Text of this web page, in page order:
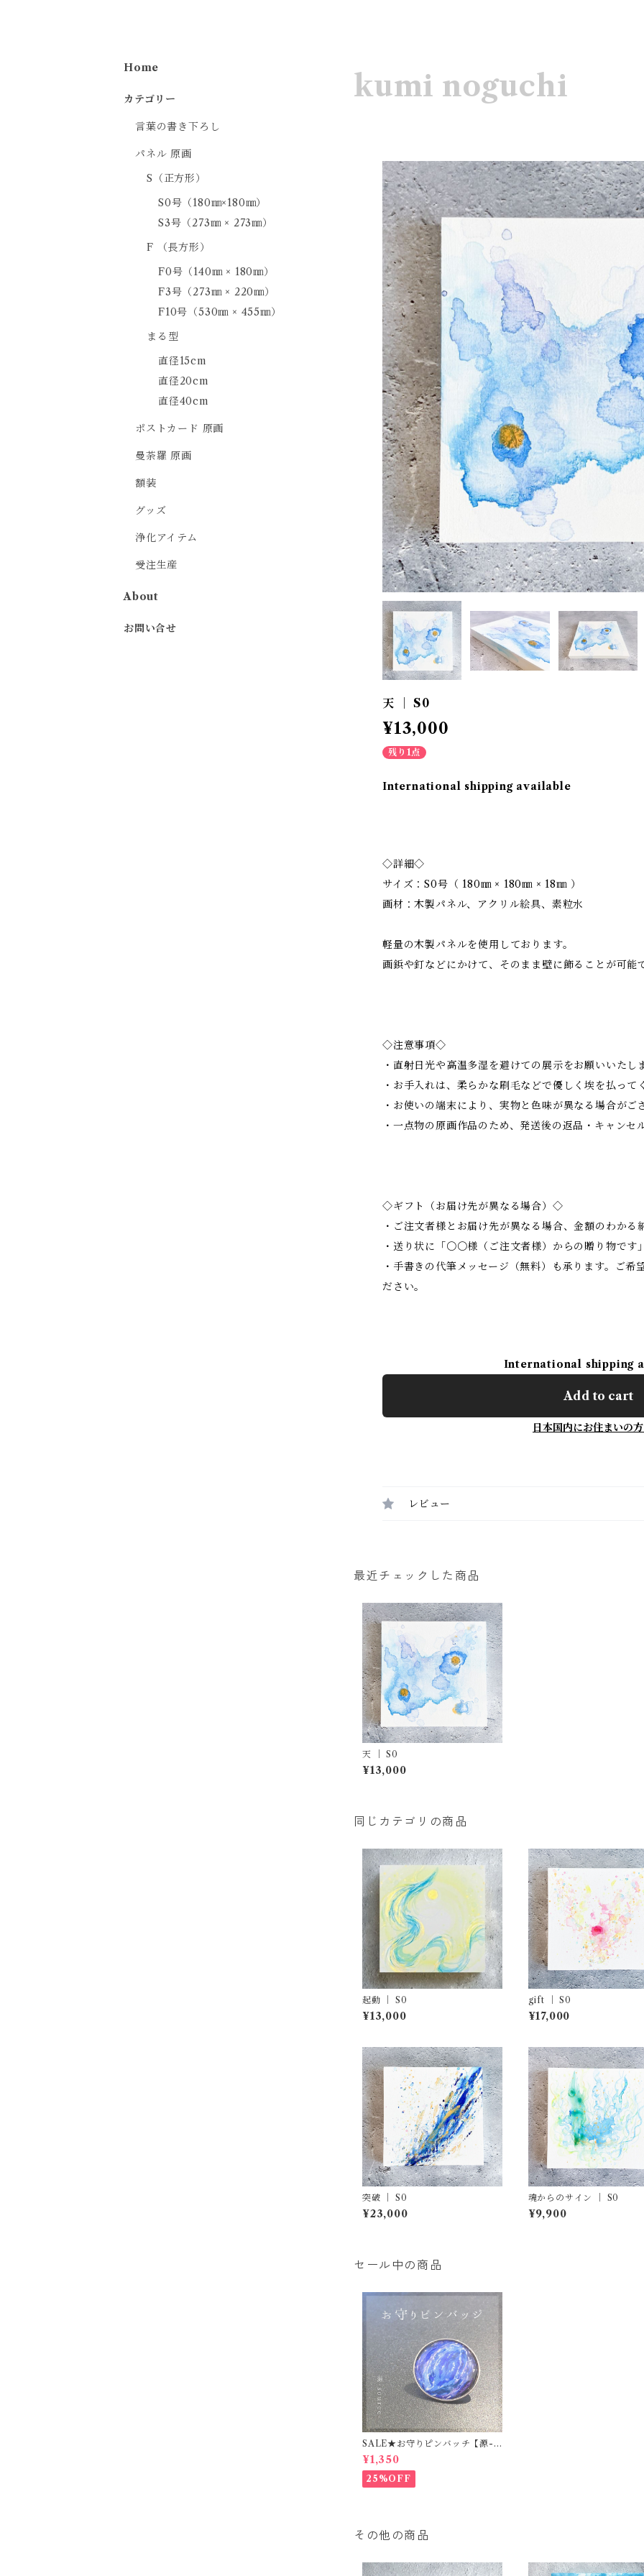
kumi noguchi
天 ｜ S0
¥13,000
残り1点
International shipping available
◇詳細◇
サイズ：S0号（ 180㎜ × 180㎜ × 18㎜ ）
画材：木製パネル、アクリル絵具、素粒水
軽量の木製パネルを使用しております。
画鋲や釘などにかけて、そのまま壁に飾ることが可能
◇注意事項◇
・直射日光や高温多湿を避けての展示をお願いいたし
・お手入れは、柔らかな刷毛などで優しく埃を払って
・お使いの端末により、実物と色味が異なる場合がご
・一点物の原画作品のため、発送後の返品・キャン
◇ギフト（お届け先が異なる場合）◇
・ご注文者様とお届け先が異なる場合、金額のわか
・送り状に「〇〇様（ご注文者様）からの贈り物で
・手書きの代筆メッセージ（無料）も承ります。ご
ださい。
International shipping
Add to cart
日本国内にお住まいの
レビュー
最近チェックした商品
天 ｜ S0
¥13,000
同じカテゴリの商品
起動 ｜ S0
¥13,000
gift ｜ S0
¥17,000
突破 ｜ S0
¥23,000
魂からのサイン ｜ S0
¥9,900
セール中の商品
SALE★お守りピンバッチ【源-s
ource-】
¥1,350
25%OFF
その他の商品
Home
カテゴリー
言葉の書き下ろし
パネル 原画
S（正方形）
S0号（180㎜×180㎜）
S3号（273㎜ × 273㎜）
F （長方形）
F0号（140㎜ × 180㎜）
F3号（273㎜ × 220㎜）
F10号（530㎜ × 455㎜）
まる型
直径15cm
直径20cm
直径40cm
ポストカード 原画
曼荼羅 原画
額装
グッズ
浄化アイテム
受注生産
About
お問い合せ